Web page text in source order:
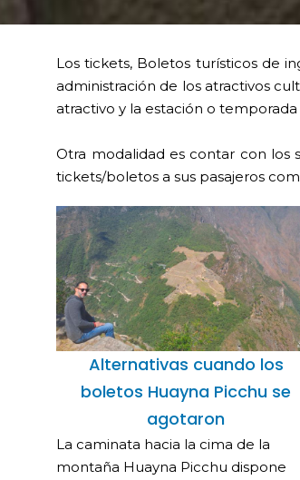
Los tickets, Boletos turísticos de
administración de los atractivos
atractivo y la estación o
Otra modalidad es contar con los
tickets/boletos a sus pasajeros
Alternativas cuando los
boletos Huayna Picchu se
agotaron
La caminata hacia la cima de la
montaña Huayna Picchu dispone